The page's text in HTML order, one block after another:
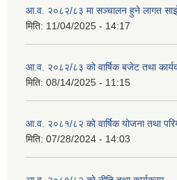
आ.व. २०८२/८३ मा सञ्चालन हुने लागत
मिति: 11/04/2025 - 14:17
आ.व. २०८२/८३ को वार्षिक बजेट तथा
मिति: 08/14/2025 - 11:15
आ.व. २०८१/८२ को वार्षिक योजना तथा
मिति: 07/28/2024 - 14:03